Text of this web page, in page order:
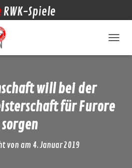
RWK-Spiele
will bei der
für Furore
sorgen
von am 4. Januar 2019